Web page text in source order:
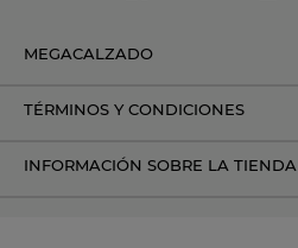
MEGACALZADO
TÉRMINOS Y CONDICIONES
INFORMACIÓN SOBRE LA TIENDA